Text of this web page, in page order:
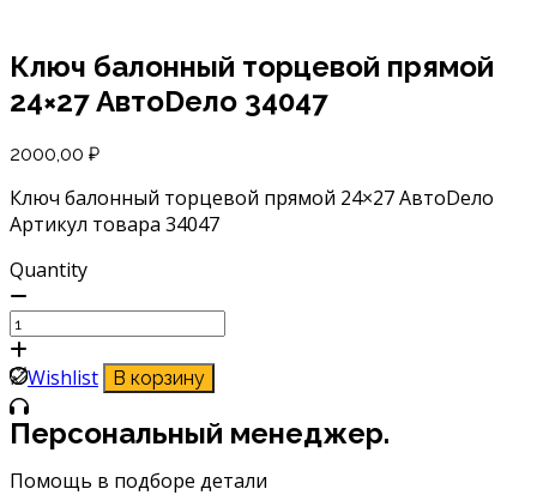
Ключ балонный торцевой прямой
24×27 АвтоDело 34047
2000,00 ₽
Ключ балонный торцевой прямой 24×27 АвтоDело
Артикул товара 34047
Quantity
Количество
товара
Ключ
балонный
торцевой
прямой
24x27
Wishlist В корзину
Персональный менеджер.
Помощь в подборе детали